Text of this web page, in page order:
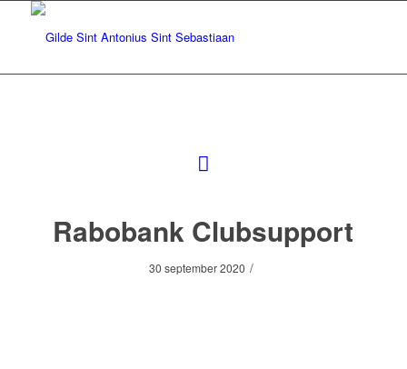
Rabobank Clubsupport
30 september 2020 /